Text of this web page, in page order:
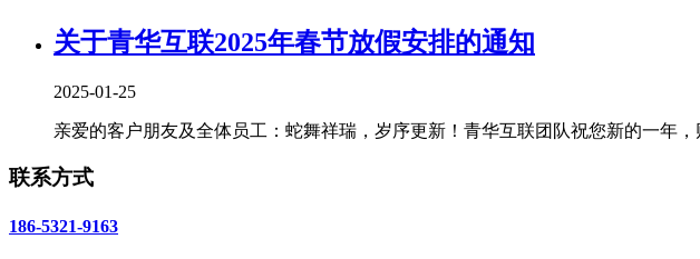
关于青华互联2025年春节放假安排的通知
2025-01-25
亲爱的客户朋友及全体员工：蛇舞祥瑞，岁序更新！青华互联团队祝您新的一年
联系方式
186-5321-9163